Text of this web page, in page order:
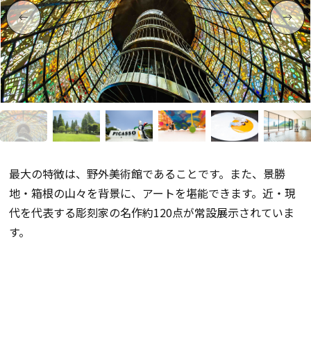
最大の特徴は、野外美術館であることです。また、景勝
地・箱根の山々を背景に、アートを堪能できます。近・現
代を代表する彫刻家の名作約120点が常設展示されていま
す。